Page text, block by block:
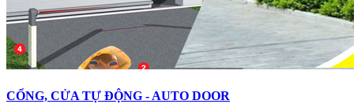
CỔNG, CỬA TỰ ĐỘNG - AUTO DOOR